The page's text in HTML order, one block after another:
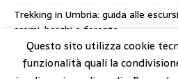
Trekking in Umbria: guida alle
eremi, borghi e foreste
I filati italiani: la chiave del
Italy
Questo sito utilizza cookie
funzionalità quali la